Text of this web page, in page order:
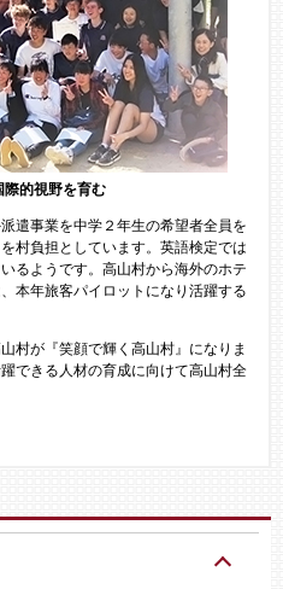
際的視野を育む​
遣事業を中学２年生の希望者全員を
村負担としています。英語検定では
るようです。高山村から海外のホテ
本年旅客パイロットになり活躍する
村が『笑顔で輝く高山村』になりま
できる人材の育成に向けて高山村全